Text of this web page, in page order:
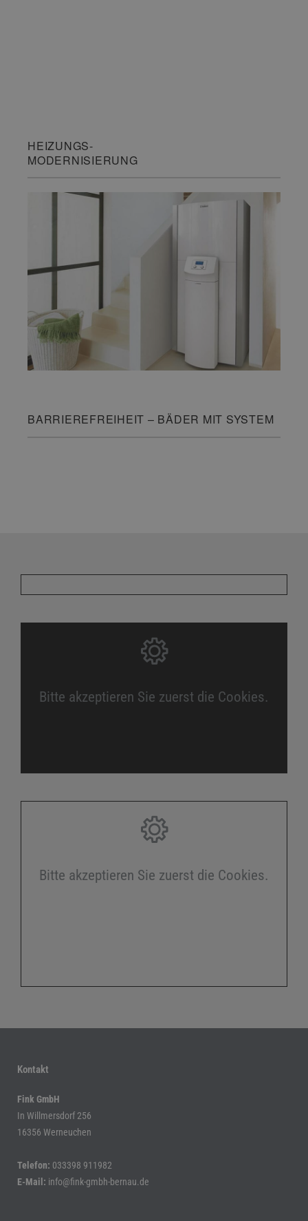
HEIZUNGS-
MODERNISIERUNG
BARRIEREFREIHEIT – BÄDER MIT SYSTEM
Bitte akzeptieren Sie zuerst die Cookies.
Bitte akzeptieren Sie zuerst die Cookies.
Kontakt
Fink GmbH
In Willmersdorf 256
16356 Werneuchen
Telefon: 033398 911982
E-Mail: info@fink-gmbh-bernau.de